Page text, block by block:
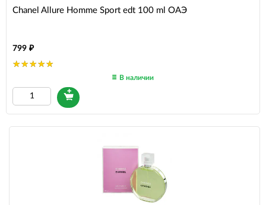
Chanel Allure Homme Sport edt 100 ml ОАЭ
799
В наличии